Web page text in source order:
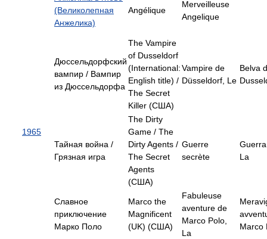
1965
(Великолепная
Анжелика)
Angélique
Merveilleuse
Angelique
Дюссельдорфский
вампир / Вампир
из Дюссельдорфа
The Vampire
of Dusseldorf
(International:
English title) /
The Secret
Killer (США)
Vampire de
Düsseldorf, Le
Belva
Тайная война /
Грязная игра
The Dirty
Game / The
Dirty Agents /
The Secret
Agents
(США)
Guerre
secrète
La
Славное
приключение
Марко Поло
Marco the
Magnificent
(UK) (США)
Fabuleuse
aventure de
Marco Polo,
La
Marco